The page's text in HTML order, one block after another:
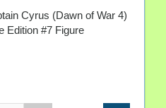
Cyrus (Dawn of War 4)
Edition #7 Figure